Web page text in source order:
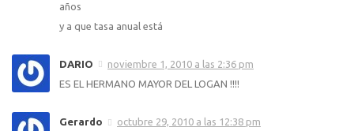
años
y a que tasa anual está
DARIO
noviembre 1, 2010 a las 2:36 pm
ES EL HERMANO MAYOR DEL LOGAN !!!!
Gerardo
octubre 29, 2010 a las 12:38 pm